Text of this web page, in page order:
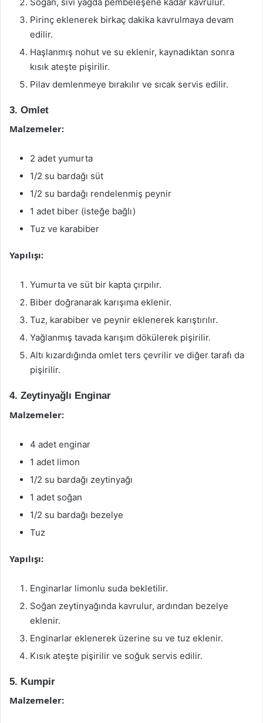
Pirinç eklenerek birkaç dakika kavrulmaya devam
edilir.
Haşlanmış nohut ve su eklenir, kaynadıktan sonra
kısık ateşte pişirilir.
Pilav demlenmeye bırakılır ve sıcak servis edilir.
3. Omlet
Malzemeler:
2 adet yumurta
1/2 su bardağı süt
1/2 su bardağı rendelenmiş peynir
1 adet biber (isteğe bağlı)
Tuz ve karabiber
Yapılışı:
Yumurta ve süt bir kapta çırpılır.
Biber doğranarak karışıma eklenir.
Tuz, karabiber ve peynir eklenerek karıştırılır.
Yağlanmış tavada karışım dökülerek pişirilir.
Altı kızardığında omlet ters çevrilir ve diğer tarafı da
pişirilir.
4. Zeytinyağlı Enginar
Malzemeler:
4 adet enginar
1 adet limon
1/2 su bardağı zeytinyağı
1 adet soğan
1/2 su bardağı bezelye
Tuz
Yapılışı:
Enginarlar limonlu suda bekletilir.
Soğan zeytinyağında kavrulur, ardından bezelye
eklenir.
Enginarlar eklenerek üzerine su ve tuz eklenir.
Kısık ateşte pişirilir ve soğuk servis edilir.
5. Kumpir
Malzemeler: